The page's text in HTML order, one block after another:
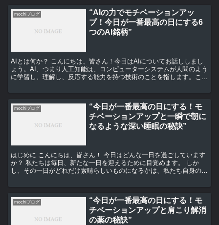
mochiブログ
“AIの力でモチベーションアッ
プ！今日が一番最高の日にする6
つのAI銘柄”
AIとは何か？ こんにちは、皆さん！今日はAIについてお話ししまし
ょう。AI、つまり人工知能は、コンピューターシステムが人間のよう
に学習し、理解し、反応する能力を持つ技術のことを指します。これ
mochiブログ
“今日が一番最高の日にする！モ
チベーションアップと一瞬で朝に
なるような深い睡眠の秘訣”
はじめに こんにちは、皆さん！ 今日はどんな一日を過ごしています
か？ 私たちは毎日、新たな一日を迎えるために目覚めます。 しか
し、その一日がどれだけ素晴らしいものになるかは、私たち自身の手
mochiブログ
“今日が一番最高の日にする！モ
チベーションアップと肩こり解消
の薬の秘訣”